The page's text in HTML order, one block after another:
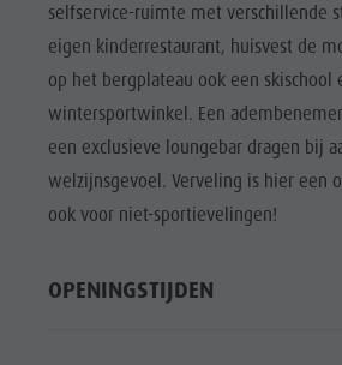
selfservice-ruimte met verschillende
eigen kinderrestaurant, huisvest de
op het bergplateau ook een skischool
wintersportwinkel. Een
een exclusieve loungebar dragen bij
welzijnsgevoel. Verveling is hier een
ook voor niet-sportievelingen!
OPENINGSTIJDEN